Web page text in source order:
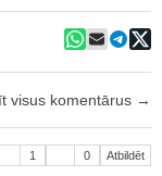
visus komentārus →
1 0 Atbildēt